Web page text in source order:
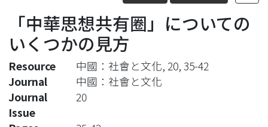
Statistics
「中華思想共有圈」についての
いくつかの見方
Resource
中國：社會と文化, 20, 35-42
Journal
中國：社會と文化
Journal
Issue
20